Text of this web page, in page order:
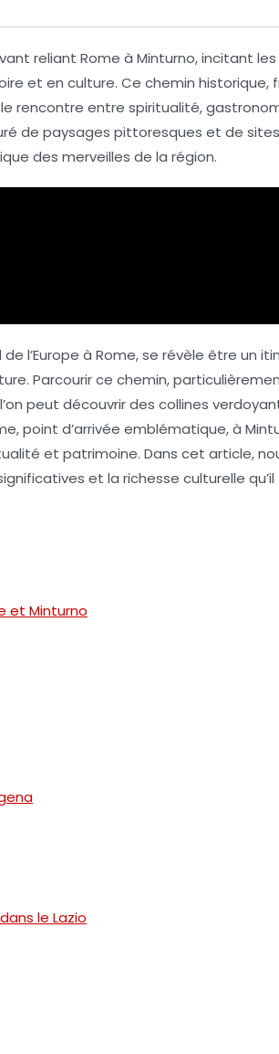
reliant Rome à Minturno, incitant les
et en culture. Ce chemin historique,
rencontre entre spiritualité,
de paysages pittoresques et de sites
des merveilles de la région.
l’Europe à Rome, se révèle être un
Parcourir ce chemin,
peut découvrir des collines
point d’arrivée emblématique, à
et patrimoine. Dans cet article,
et la richesse culturelle qu’il
et Minturno
le Lazio